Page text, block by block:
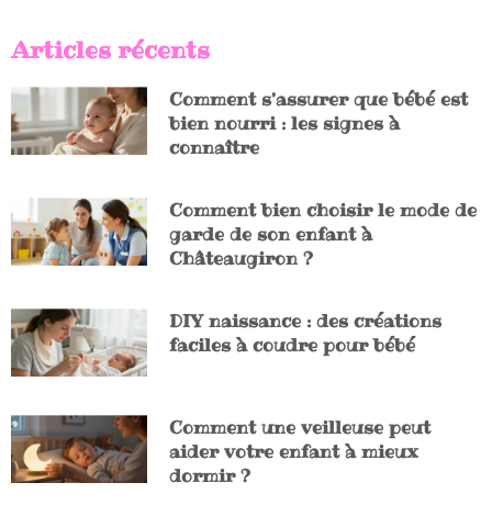
Articles récents
Comment s’assurer que bébé est
bien nourri : les signes à
connaître
Comment bien choisir le mode de
garde de son enfant à
Châteaugiron ?
DIY naissance : des créations
faciles à coudre pour bébé
Comment une veilleuse peut
aider votre enfant à mieux
dormir ?